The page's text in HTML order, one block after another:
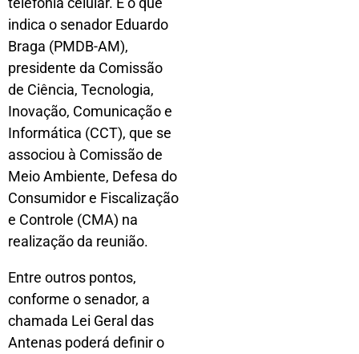
indica o senador Eduardo
Braga (PMDB-AM),
presidente da Comissão
de Ciência, Tecnologia,
Inovação, Comunicação e
Informática (CCT), que se
associou à Comissão de
Meio Ambiente, Defesa do
Consumidor e Fiscalização
e Controle (CMA) na
realização da reunião.
Entre outros pontos,
conforme o senador, a
chamada Lei Geral das
Antenas poderá definir o